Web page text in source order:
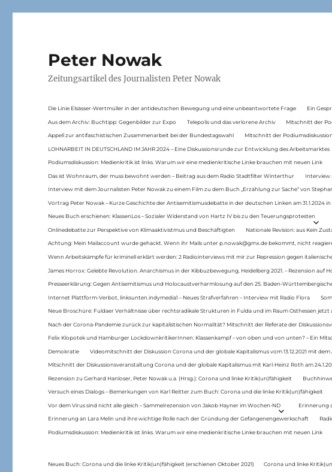
Peter Nowak
Zeitungsartikel des Journalisten Peter Nowak
Die Linie Elsässer-Wertmüller in der antideutschen Bewegung und eine unbeantwortete Frage Ein
Aus dem Archiv: Buchtipp: Gegenbilder zur Expo Telepolis und das verlorene Archiv Mitschnitt der
Appell zur antifaschistischen Zusammenarbeit bei der Bundestagswahl Mitschnitt der
LOHNARBEIT IN DEUTSCHLAND IM JAHR 2024 – Eine Diskussionsrunde zur Entwicklung des Arbeitsmarktes
Podiumsdiskussion: Medienkritik ist links. Warum wir eine medienkritische Linke brauchen mit neuen Link
Das ist Wohnraum, der muss bewohnt werden – Beitrag aus dem Radio Stadtfilter Winterthur Interview
Interview mit dem Journalisten Peter Nowak zu einem Film zu dem Buch „Erzählung zur Sache“ von
Vortrag Peter Nowak – Kurze Geschichte der Antisemitismusdebatte in der deutschen Linken am 31.1.2024
Neues Buch erschienen: KlassenLos – Sozialer Widerstand von Hartz IV bis zu den Teuerungsprotesten
Onlinedebatte zur Perspektive von Klimaaktivistmus und Beschäftigten Nationale Revision: aus Kein
Achtung: Mein Mailaccount wurde gehackt. Wenn ihr Mails unter p.nowak@gmx.de bekommt, nicht
Wenn Arbeitskämpfe für kriminell erklärt werden: 2 Radiointerviews mit mir zur Repression gegen
James Horrox: Gelebte Revolution. Anarchismus in der Kibbuzbewegung, Heidelberg 2021. – Rezension auf
Presseerklärung: Gegen Antisemitismus und Holocaustverharmlosung auf den 25. Baden-
Internet Plattform-Verbot, linksunten.indymedia1 – Neues Strafverfahren – Interview mit Radio Flora
Neue Broschüre: Fuldaer Verhältnisse über rechtsradikale Strukturen in Fulda und im Raum Osthessen jetzt
Nach der Corona-Pandemie zurück zur kapitalistischen Normalität? Mitschnitt der Referate der
Felix Klopotek und Hamburger LockdownkritikerInnen: Klassenkampf – von oben und von unten? – Ein
Demokratie Videomitschnitt der Diskussion Corona und der globale Kapitalismus vom 13.12.2021 mit
Mitschnitt der Diskussionsveranstaltung Corona und der globale Kapitalismus mit Karl-Heinz Roth am
Rezension zu Gerhard Hanloser, Peter Nowak u.a. (Hrsg.): Corona und linke Kritik(un)fähigkeit
Versuch eines Dialogs – Bemerkungen von Karl Reitter zum Buch: Corona und die linke Kritik(un)fähigkeit
Vor dem Virus sind nicht alle gleich – Sammelrezension von Jakob Hayner im Wochen-ND Erinnerung
Erinnerung an Lara Melin und ihre wichtige Rolle nach der Gründung der Gefangenengewerkschaft
Podiumsdiskussion: Medienkritik ist links. Warum wir eine medienkritische Linke brauchen mit neuen Link
Neues Buch: Corona und die linke Kritik(un)fähigkeit (erschienen Oktober 2021) Corona und linke